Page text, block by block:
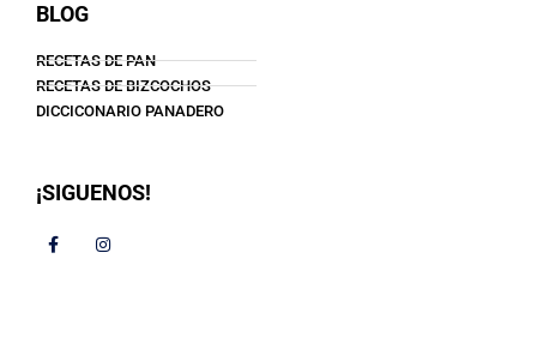
BLOG
RECETAS DE PAN
RECETAS DE BIZCOCHOS
DICCICONARIO PANADERO
¡SIGUENOS!